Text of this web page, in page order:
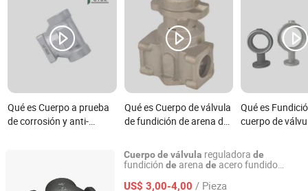
Qué es Cuerpo a prueba
de corrosión y anti-
residuales urbanas
Qué es Cuerpo de válvula
de fundición de arena de
suministro de agua y
sistema de protección
Qué es
cuerpo de
OEM con
CNC
Cuerpode válvula reguladora de
fundición de arena de acero fundido
US$ 3,00-4,00 / Pieza
Shenyang New Densen Casting and Forging Co., Ltd.